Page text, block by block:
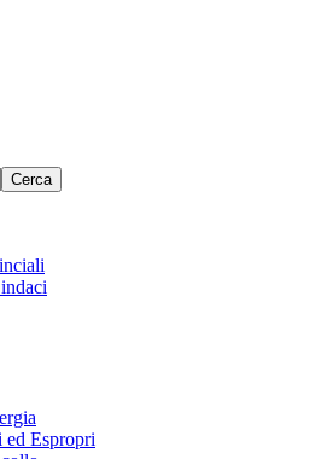
Espropri